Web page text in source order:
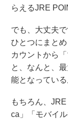
らえるJRE
でも、大丈夫
ひとつにまと
カウントから
と、なんと、
能となっている
もちろん、
ca」「モバイ